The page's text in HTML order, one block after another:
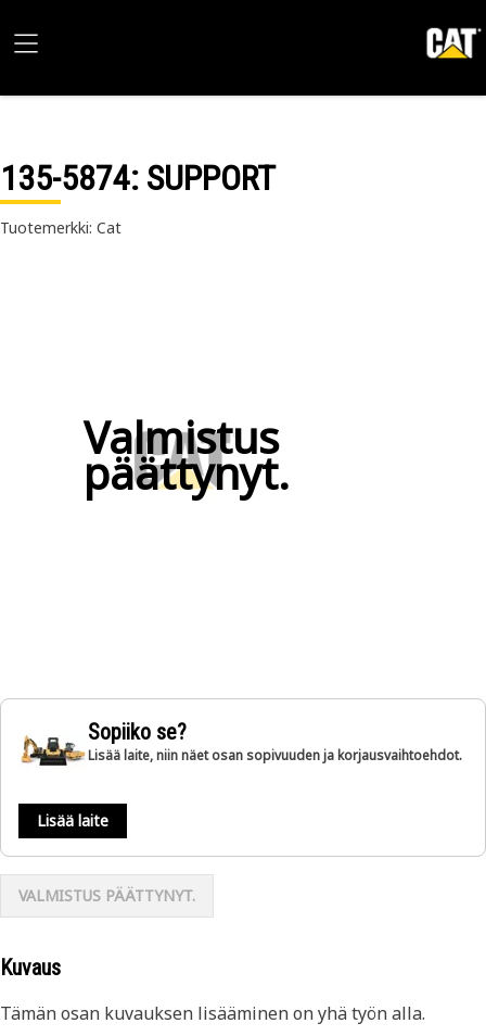
135-5874: SUPPORT
Tuotemerkki: Cat
Valmistus
päättynyt.
Sopiiko se?
Lisää laite, niin näet osan sopivuuden ja korjausvaihtoehdot.
Lisää laite
VALMISTUS PÄÄTTYNYT.
Kuvaus
Tämän osan kuvauksen lisääminen on yhä työn alla.